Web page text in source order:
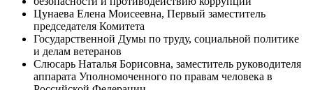
Цунаева Елена Моисеевна, Первый заместитель
председателя Комитета
Государственной Думы по труду, социальной политике
и делам ветеранов
Слюсарь Наталья Борисовна, заместитель руководителя
аппарата Уполномоченного по правам человека в